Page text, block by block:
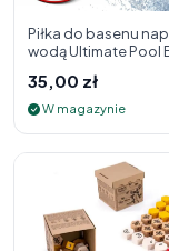
Piłka do basenu
wodą Ultimate Pool
35,00 zł
W magazynie